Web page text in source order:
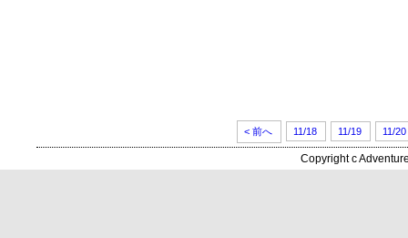
< 前へ 11/18 11/19 11/20
Copyright c